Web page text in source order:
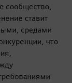
сообщество,
ставит
средами
что